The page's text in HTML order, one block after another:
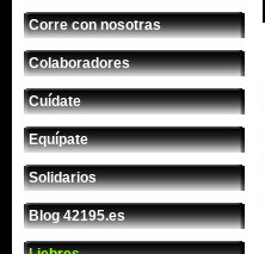
Corre con nosotras
Colaboradores
Cuídate
Equípate
Solidarios
Blog 42195.es